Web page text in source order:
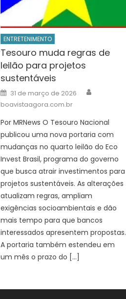
ENTRETENIMENTO
Tesouro muda regras de
leilão para projetos
sustentáveis
Posted
on
31 de março de 2026
boavistaagora.com.br
Por MRNews O Tesouro Nacional
publicou uma nova portaria com
mudanças no quarto leilão do Eco
Invest Brasil, programa do governo
que busca atrair investimentos para
projetos sustentáveis. As alterações
atualizam regras, ampliam
exigências socioambientais e dão
mais tempo para que bancos
interessados apresentem propostas.
A portaria também estendeu em
um mês o prazo do […]